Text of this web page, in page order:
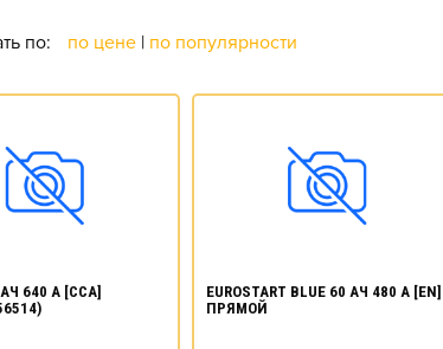
по: по цене | по популярности
АЧ 640 А [CCA]
EUROSTART BLUE 60 АЧ 480 А [EN]
ПРЯМОЙ